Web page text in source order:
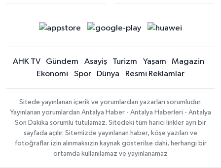
AHK TV Gündem Asayiş Turizm Yaşam
Magazin
Ekonomi
Spor Dünya Resmi Reklamlar
Sitede yayınlanan içerik ve yorumlardan yazarları sorumludur.
Yayınlanan yorumlardan Antalya Haber - Antalya Haberleri - Antalya
Son Dakika sorumlu tutulamaz. Sitedeki tüm harici linkler ayrı bir
sayfada açılır. Sitemizde yayınlanan haber, köşe yazıları ve
fotoğraflar izin alınmaksızın kaynak gösterilse dahi, herhangi bir
ortamda kullanılamaz ve yayınlanamaz